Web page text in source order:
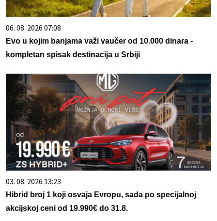
06. 08. 2026 07:08
Evo u kojim banjama važi vaučer od 10.000 dinara -
kompletan spisak destinacija u Srbiji
03. 08. 2026 13:23
Hibrid broj 1 koji osvaja Evropu, sada po specijalnoj
akcijskoj ceni od 19.990€ do 31.8.